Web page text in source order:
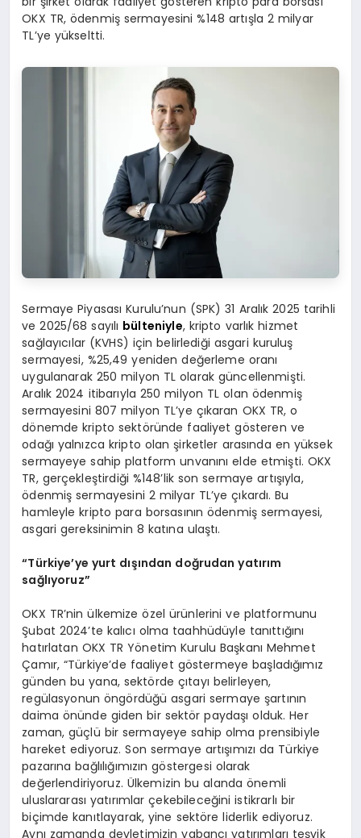
OKX TR, ödenmiş sermayesini %148 artışla 2 milyar
TL’ye yükseltti.
Sermaye Piyasası Kurulu’nun (SPK) 31 Aralık 2025 tarihli
ve 2025/68 sayılı bülteniyle, kripto varlık hizmet
sağlayıcılar (KVHS) için belirlediği asgari kuruluş
sermayesi, %25,49 yeniden değerleme oranı
uygulanarak 250 milyon TL olarak güncellenmişti.
Aralık 2024 itibarıyla 250 milyon TL olan ödenmiş
sermayesini 807 milyon TL’ye çıkaran OKX TR, o
dönemde kripto sektöründe faaliyet gösteren ve
odağı yalnızca kripto olan şirketler arasında en yüksek
sermayeye sahip platform unvanını elde etmişti. OKX
TR, gerçekleştirdiği %148’lik son sermaye artışıyla,
ödenmiş sermayesini 2 milyar TL’ye çıkardı. Bu
hamleyle kripto para borsasının ödenmiş sermayesi,
asgari gereksinimin 8 katına ulaştı.
“Türkiye’ye yurt dışından doğrudan yatırım
sağlıyoruz”
OKX TR’nin ülkemize özel ürünlerini ve platformunu
Şubat 2024’te kalıcı olma taahhüdüyle tanıttığını
hatırlatan OKX TR Yönetim Kurulu Başkanı Mehmet
Çamır, “Türkiye’de faaliyet göstermeye başladığımız
günden bu yana, sektörde çıtayı belirleyen,
regülasyonun öngördüğü asgari sermaye şartının
daima önünde giden bir sektör paydaşı olduk. Her
zaman, güçlü bir sermayeye sahip olma prensibiyle
hareket ediyoruz. Son sermaye artışımızı da Türkiye
pazarına bağlılığımızın göstergesi olarak
değerlendiriyoruz. Ülkemizin bu alanda önemli
uluslararası yatırımlar çekebileceğini istikrarlı bir
biçimde kanıtlayarak, yine sektöre liderlik ediyoruz.
Aynı zamanda devletimizin yabancı yatırımları teşvik